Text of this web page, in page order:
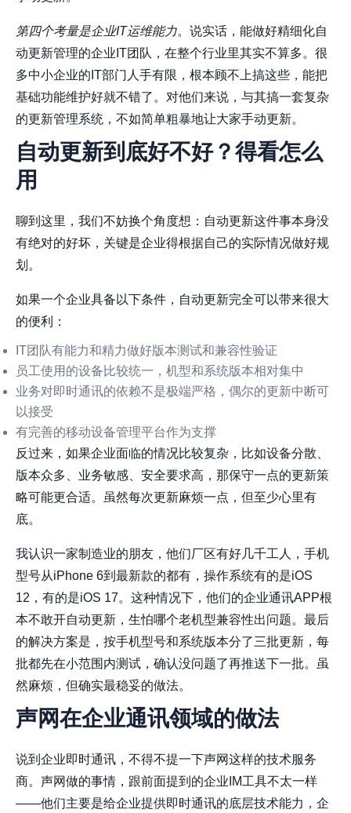
第四个考量是企业IT运维能力。说实话，能做好精细化自
动更新管理的企业IT团队，在整个行业里其实不算多。很
多中小企业的IT部门人手有限，根本顾不上搞这些，能把
基础功能维护好就不错了。对他们来说，与其搞一套复杂
的更新管理系统，不如简单粗暴地让大家手动更新。
自动更新到底好不好？得看怎么
用
聊到这里，我们不妨换个角度想：自动更新这件事本身没
有绝对的好坏，关键是企业得根据自己的实际情况做好规
划。
如果一个企业具备以下条件，自动更新完全可以带来很大
的便利：
IT团队有能力和精力做好版本测试和兼容性验证
员工使用的设备比较统一，机型和系统版本相对集中
业务对即时通讯的依赖不是极端严格，偶尔的更新中断可
以接受
有完善的移动设备管理平台作为支撑
反过来，如果企业面临的情况比较复杂，比如设备分散、
版本众多、业务敏感、安全要求高，那保守一点的更新策
略可能更合适。虽然每次更新麻烦一点，但至少心里有
底。
我认识一家制造业的朋友，他们厂区有好几千工人，手机
型号从iPhone 6到最新款的都有，操作系统有的是iOS
12，有的是iOS 17。这种情况下，他们的企业通讯APP根
本不敢开自动更新，生怕哪个老机型兼容性出问题。最后
的解决方案是，按手机型号和系统版本分了三批更新，每
批都先在小范围内测试，确认没问题了再推送下一批。虽
然麻烦，但确实最稳妥的做法。
声网在企业通讯领域的做法
说到企业即时通讯，不得不提一下声网这样的技术服务
商。声网做的事情，跟前面提到的企业IM工具不太一样
——他们主要是给企业提供即时通讯的底层技术能力，企